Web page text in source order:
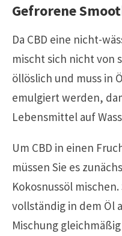
Gefrorene
Da CBD eine nicht-
mischt sich nicht von
öllöslich und muss in
emulgiert werden,
Lebensmittel auf
Um CBD in einen
müssen Sie es
Kokosnussöl mischen.
vollständig in dem Öl
Mischung